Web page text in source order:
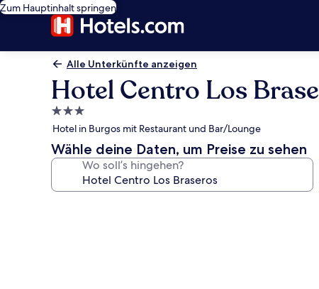
Zum Hauptinhalt springen
Alle Unterkünfte anzeigen
Hotel Centro Los
3.0-
Sterne-
Unterkunft
Hotel in Burgos mit Restaurant und Bar/Lounge
Wähle deine Daten, um Preise zu sehen
Wo soll’s hingehen?